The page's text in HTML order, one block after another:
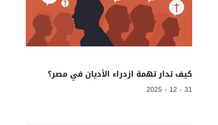
كيف تدار تهمة ازدراء الأديان في مصر؟
31 - 12 - 2025